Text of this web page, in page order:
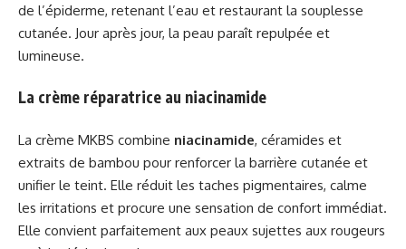
de l’épiderme, retenant l’eau et restaurant la souplesse
cutanée. Jour après jour, la peau paraît repulpée et
lumineuse.
La crème réparatrice au niacinamide
La crème MKBS combine niacinamide, céramides et
extraits de bambou pour renforcer la barrière cutanée et
unifier le teint. Elle réduit les taches pigmentaires, calme
les irritations et procure une sensation de confort immédiat.
Elle convient parfaitement aux peaux sujettes aux rougeurs